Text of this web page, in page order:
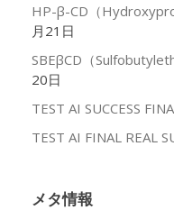
HP-β-CD（
月21日
SBEβCD（
20日
TEST AI SUCCESS
TEST AI FINAL REAL
メタ情報